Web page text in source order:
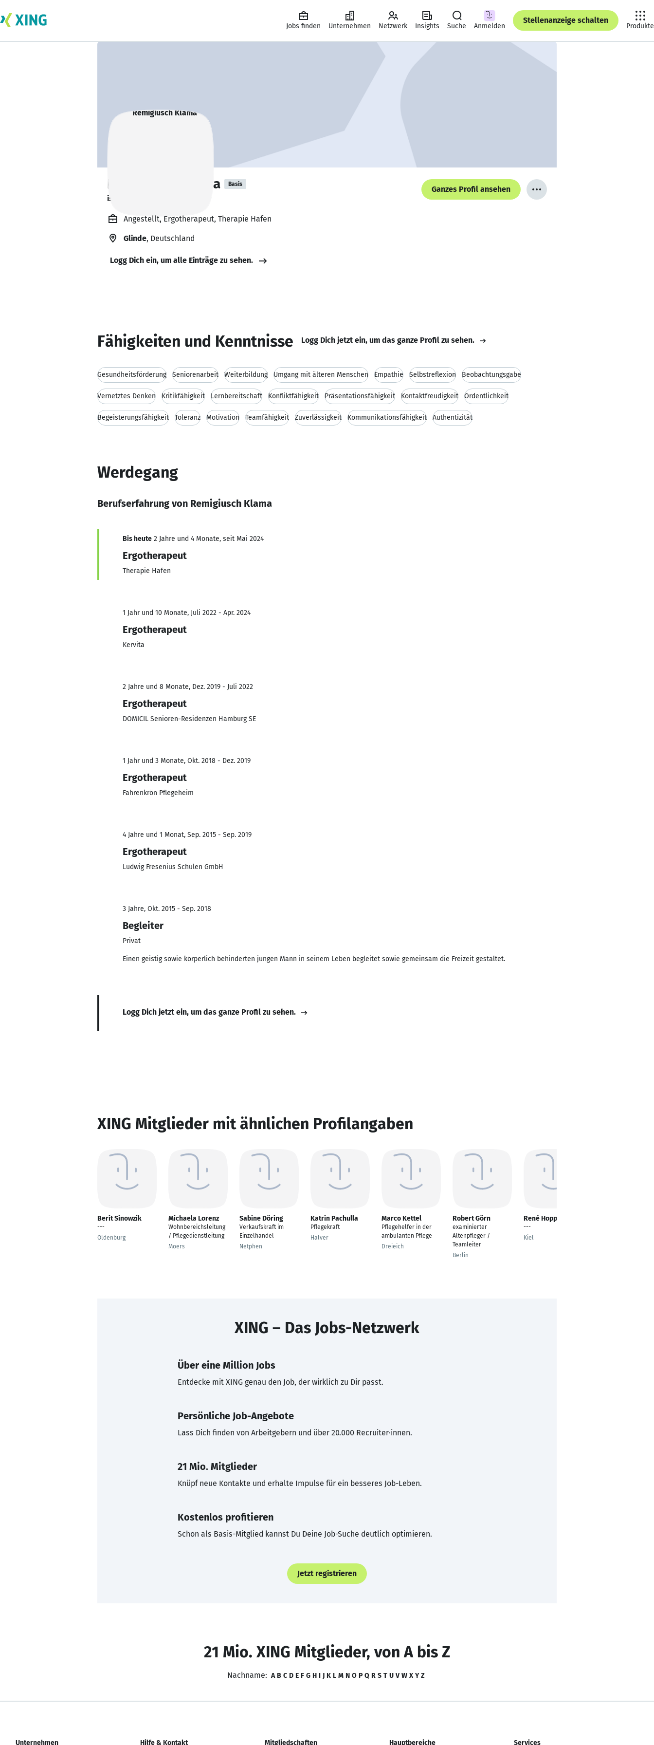
Jobs finden Unternehmen Netzwerk Insights Suche Anmelden
Stellenanzeige schalten
Produkte
Remigiusch Klama Basis
ist offen für Projekte. 🔎
Ganzes Profil ansehen
Angestellt, Ergotherapeut, Therapie Hafen
Glinde, Deutschland
Logg Dich ein, um alle Einträge zu sehen.
Fähigkeiten und Kenntnisse Logg Dich jetzt ein, um das ganze Profil zu sehen.
Gesundheitsförderung Seniorenarbeit Weiterbildung Umgang mit älteren Menschen Empathie Selbstreflexion Beobachtungsgabe
Vernetztes Denken Kritikfähigkeit Lernbereitschaft Konfliktfähigkeit Präsentationsfähigkeit Kontaktfreudigkeit Ordentlichkeit
Begeisterungsfähigkeit Toleranz Motivation Teamfähigkeit Zuverlässigkeit Kommunikationsfähigkeit Authentizität
Werdegang
Berufserfahrung von Remigiusch Klama
Bis heute 2 Jahre und 4 Monate, seit Mai 2024
Ergotherapeut
Therapie Hafen
1 Jahr und 10 Monate, Juli 2022 - Apr. 2024
Ergotherapeut
Kervita
2 Jahre und 8 Monate, Dez. 2019 - Juli 2022
Ergotherapeut
DOMICIL Senioren-Residenzen Hamburg SE
1 Jahr und 3 Monate, Okt. 2018 - Dez. 2019
Ergotherapeut
Fahrenkrön Pflegeheim
4 Jahre und 1 Monat, Sep. 2015 - Sep. 2019
Ergotherapeut
Ludwig Fresenius Schulen GmbH
3 Jahre, Okt. 2015 - Sep. 2018
Begleiter
Privat
Einen geistig sowie körperlich behinderten jungen Mann in seinem Leben begleitet sowie gemeinsam die Freizeit gestaltet.
Logg Dich jetzt ein, um das ganze Profil zu sehen.
XING Mitglieder mit ähnlichen Profilangaben
Berit Sinowzik
---
Oldenburg
Michaela Lorenz
Wohnbereichsleitung
/ Pflegedienstleitung
Moers
Sabine Döring
Verkaufskraft im
Einzelhandel
Netphen
Katrin Pachulla
Pflegekraft
Halver
Marco Kettel
Pflegehelfer in der
ambulanten Pflege
Dreieich
Robert Görn
examinierter
Altenpfleger /
Teamleiter
Berlin
René Hoppe
---
Kiel
XING – Das Jobs-Netzwerk
Über eine Million Jobs
Entdecke mit XING genau den Job, der wirklich zu Dir passt.
Persönliche Job-Angebote
Lass Dich finden von Arbeitgebern und über 20.000 Recruiter·innen.
21 Mio. Mitglieder
Knüpf neue Kontakte und erhalte Impulse für ein besseres Job-Leben.
Kostenlos profitieren
Schon als Basis-Mitglied kannst Du Deine Job-Suche deutlich optimieren.
Jetzt registrieren
21 Mio. XING Mitglieder, von A bis Z
Nachname: A B C D E F G H I J K L M N O P Q R S T U V W X Y Z
Unternehmen Hilfe & Kontakt Mitgliedschaften Hauptbereiche Services